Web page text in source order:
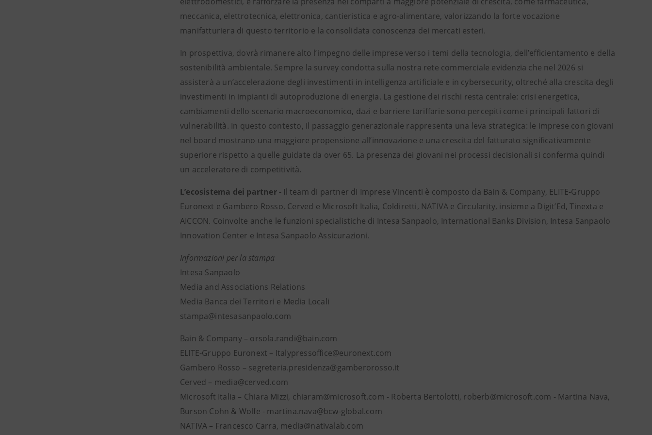
meccanica, elettrotecnica, elettronica, cantieristica e agro-alimentare, valorizzando la forte vocazione
manifatturiera di questo territorio e la consolidata conoscenza dei mercati esteri.
In prospettiva, dovrà rimanere alto l’impegno delle imprese verso i temi della tecnologia, dell’efficientamento e della
sostenibilità ambientale. Sempre la survey condotta sulla nostra rete commerciale evidenzia che nel 2026 si
assisterà a un’accelerazione degli investimenti in intelligenza artificiale e in cybersecurity, oltreché alla crescita degli
investimenti in impianti di autoproduzione di energia. La gestione dei rischi resta centrale: crisi energetica,
cambiamenti dello scenario macroeconomico, dazi e barriere tariffarie sono percepiti come i principali fattori di
vulnerabilità. In questo contesto, il passaggio generazionale rappresenta una leva strategica: le imprese con giovani
nel board mostrano una maggiore propensione all’innovazione e una crescita del fatturato significativamente
superiore rispetto a quelle guidate da over 65. La presenza dei giovani nei processi decisionali si conferma quindi
un acceleratore di competitività.
L’ecosistema dei partner - Il team di partner di Imprese Vincenti è composto da Bain & Company, ELITE-Gruppo
Euronext e Gambero Rosso, Cerved e Microsoft Italia, Coldiretti, NATIVA e Circularity, insieme a Digit’Ed, Tinexta e
AICCON. Coinvolte anche le funzioni specialistiche di Intesa Sanpaolo, International Banks Division, Intesa Sanpaolo
Innovation Center e Intesa Sanpaolo Assicurazioni.
Informazioni per la stampa
Intesa Sanpaolo
Media and Associations Relations
Media Banca dei Territori e Media Locali
stampa@intesasanpaolo.com
Bain & Company – orsola.randi@bain.com
ELITE-Gruppo Euronext – Italypressoffice@euronext.com
Gambero Rosso – segreteria.presidenza@gamberorosso.it
Cerved – media@cerved.com
Microsoft Italia – Chiara Mizzi, chiaram@microsoft.com - Roberta Bertolotti, roberb@microsoft.com - Martina Nava,
Burson Cohn & Wolfe - martina.nava@bcw-global.com
NATIVA – Francesco Carra, media@nativalab.com